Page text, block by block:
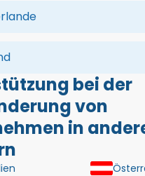
bei der
von
in